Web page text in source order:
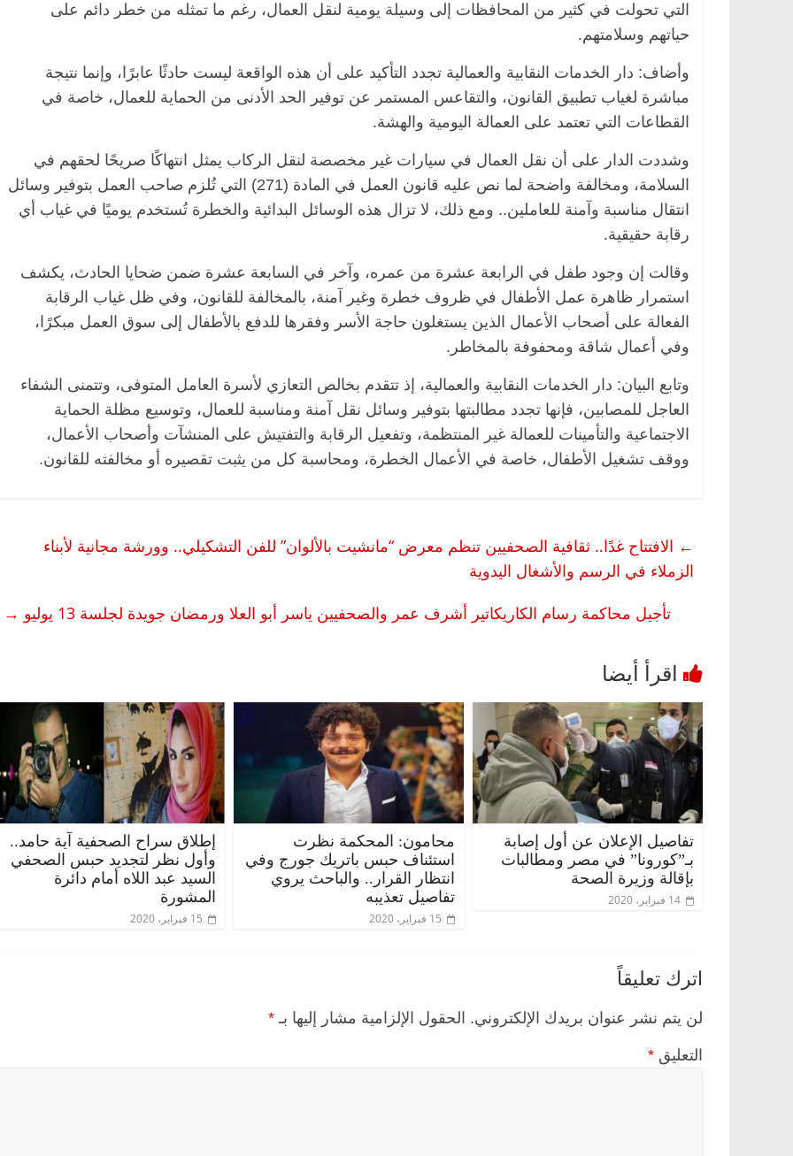
التي تحولت في كثير من المحافظات إلى وسيلة يومية لنقل العمال، رغم ما تمثله من خطر دائم على
حياتهم وسلامتهم.
وأضاف: دار الخدمات النقابية والعمالية تجدد التأكيد على أن هذه الواقعة ليست حادثًا عابرًا، وإنما نتيجة
مباشرة لغياب تطبيق القانون، والتقاعس المستمر عن توفير الحد الأدنى من الحماية للعمال، خاصة في
القطاعات التي تعتمد على العمالة اليومية والهشة.
وشددت الدار على أن نقل العمال في سيارات غير مخصصة لنقل الركاب يمثل انتهاكًا صريحًا لحقهم في
السلامة، ومخالفة واضحة لما نص عليه قانون العمل في المادة (271) التي تُلزم صاحب العمل بتوفير وسائل
انتقال مناسبة وآمنة للعاملين.. ومع ذلك، لا تزال هذه الوسائل البدائية والخطرة تُستخدم يوميًا في غياب أي
رقابة حقيقية.
وقالت إن وجود طفل في الرابعة عشرة من عمره، وآخر في السابعة عشرة ضمن ضحايا الحادث، يكشف
استمرار ظاهرة عمل الأطفال في ظروف خطرة وغير آمنة، بالمخالفة للقانون، وفي ظل غياب الرقابة
الفعالة على أصحاب الأعمال الذين يستغلون حاجة الأسر وفقرها للدفع بالأطفال إلى سوق العمل مبكرًا،
وفي أعمال شاقة ومحفوفة بالمخاطر.
وتابع البيان: دار الخدمات النقابية والعمالية، إذ تتقدم بخالص التعازي لأسرة العامل المتوفى، وتتمنى الشفاء
العاجل للمصابين، فإنها تجدد مطالبتها بتوفير وسائل نقل آمنة ومناسبة للعمال، وتوسيع مظلة الحماية
الاجتماعية والتأمينات للعمالة غير المنتظمة، وتفعيل الرقابة والتفتيش على المنشآت وأصحاب الأعمال،
ووقف تشغيل الأطفال، خاصة في الأعمال الخطرة، ومحاسبة كل من يثبت تقصيره أو مخالفته للقانون.
← الافتتاح غدًا.. ثقافية الصحفيين تنظم معرض “مانشيت بالألوان” للفن التشكيلي.. وورشة مجانية لأبناء
الزملاء في الرسم والأشغال اليدوية
تأجيل محاكمة رسام الكاريكاتير أشرف عمر والصحفيين ياسر أبو العلا ورمضان جويدة لجلسة 13 يوليو
→
تفاصيل الإعلان عن أول إصابة
بـ”كورونا” في مصر ومطالبات
بإقالة وزيرة الصحة
14 فبراير، 2020
محامون: المحكمة نظرت
استئناف حبس باتريك جورج وفي
انتظار القرار.. والباحث يروي
تفاصيل تعذيبه
15 فبراير، 2020
إطلاق سراح الصحفية آية حامد..
وأول نظر لتجديد حبس الصحفي
السيد عبد اللاه أمام دائرة
المشورة
15 فبراير، 2020
اترك تعليقاً
لن يتم نشر عنوان بريدك الإلكتروني. الحقول الإلزامية مشار إليها بـ *
التعليق *